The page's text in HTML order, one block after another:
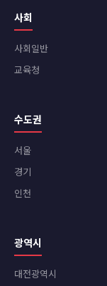
사회
사회일반
교육청
수도권
서울
경기
인천
광역시
대전광역시